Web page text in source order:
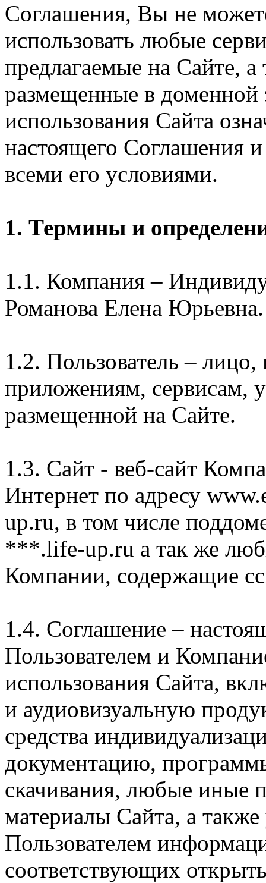
Соглашения, Вы не
использовать любые
предлагаемые на Сайте,
размещенные в доменной
использования Сайта
настоящего Соглашения
всеми его условиями.
1. Термины и
1.1. Компания –
Романова Елена Юрьевна.
1.2. Пользователь –
приложениям, сервисам,
размещенной на Сайте.
1.3. Сайт - веб-сайт
Интернет по адресу
up.ru, в том числе
***.life-up.ru а так же
Компании, содержащие
1.4. Соглашение –
Пользователем и
использования Сайта,
и аудиовизуальную
средства
документацию,
скачивания, любые иные
материалы Сайта, а
Пользователем
соответствующих